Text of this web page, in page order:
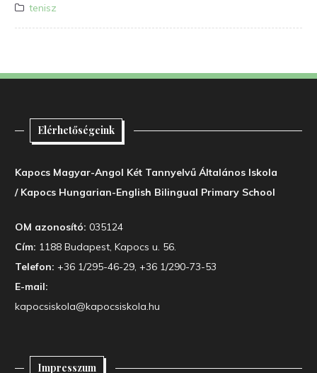
tenisz
Elérhetőségeink
Kapocs Magyar-Angol Két Tannyelvű Általános Iskola
/ Kapocs Hungarian-English Bilingual Primary School
OM azonosító: 035124
Cím: 1188 Budapest, Kapocs u. 56.
Telefon: +36 1/295-46-29, +36 1/290-73-53
E-mail:
kapocsiskola@kapocsiskola.hu
Impresszum